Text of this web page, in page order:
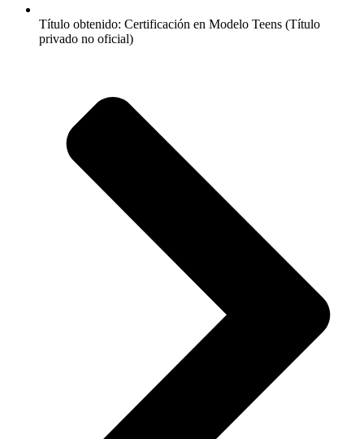
Título obtenido: Certificación en Modelo Teens (Título
privado no oficial)